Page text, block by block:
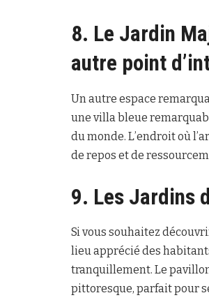
8. Le Jardin
autre point
Un autre espace
une villa bleue
du monde. L’endroit où
de repos et de
9. Les Jardins
Si vous souhaitez
lieu apprécié des
tranquillement. Le
pittoresque, parfait pour